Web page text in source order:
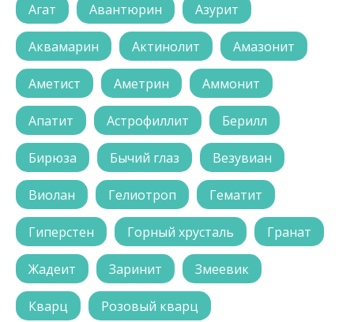
Агат Авантюрин Азурит
Аквамарин Актинолит Амазонит
Аметист Аметрин Аммонит
Апатит Астрофиллит Берилл
Бирюза Бычий глаз Везувиан
Виолан Гелиотроп Гематит
Гиперстен Горный хрусталь Гранат
Жадеит Заринит Змеевик
Кварц Розовый кварц